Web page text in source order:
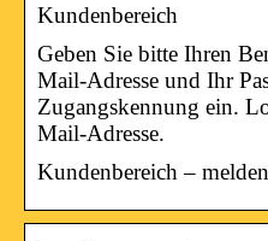
Kundenbereich
Geben Sie bitte Ihren
Mail-Adresse und Ihr
Zugangskennung ein.
Mail-Adresse.
Kundenbereich –